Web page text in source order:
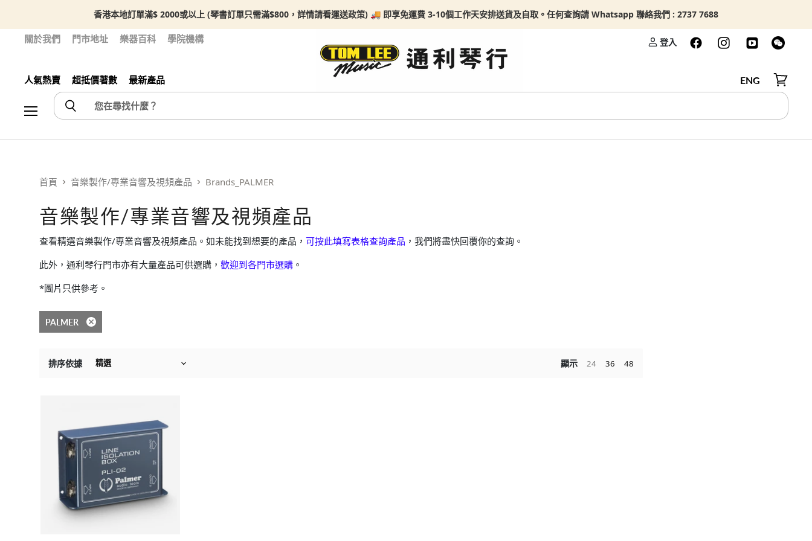
香港本地訂單滿$ 2000或以上 (琴書訂單只需滿$800，詳情請看運送政策) 🚚 即享免運費 3-10個工作天安排送貨及自取。任何查詢請 Whatsapp 聯絡我們 : 2737 7688
關於我們 門市地址 樂器百科 學院機構
人氣熱賣 超抵價著數 最新產品
登入
ENG
檢視購
首頁 音樂製作/專業音響及視頻產品 Brands_PALMER
音樂製作/專業音響及視頻產品
查看精選音樂製作/專業音響及視頻產品。如未能找到想要的產品， 可按此填寫表格查詢產品 ，我們將盡快回覆你的查詢。
此外，通利琴行門市亦有大量產品可供選購， 歡迎到各門市選購 。
*圖片只供參考。
PALMER
移除篩選
排序依據 顯示 24 36 48